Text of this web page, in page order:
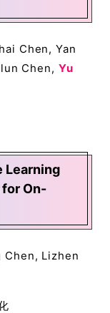
Chen, Yan
Chen, Yu
Learning
On-
Chen, Lizhen